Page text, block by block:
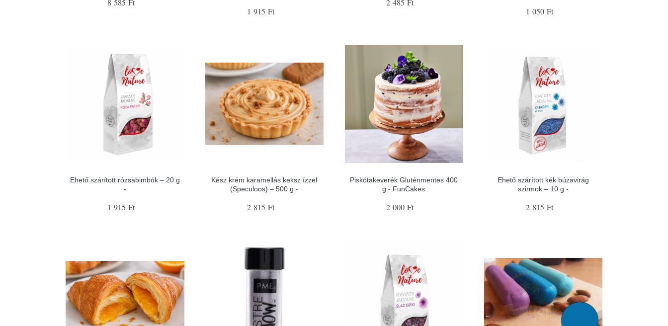
1 915 Ft 1 050 Ft
Ehető szárított rózsabimbók – 20 g
-
1 915 Ft
Kész krém karamellás keksz ízzel
(Speculoos) – 500 g -
2 815 Ft
Piskótakeverék Gluténmentes 400
g - FunCakes
2 000 Ft
Ehető szárított kék búzavirág
szirmok – 10 g -
2 815 Ft